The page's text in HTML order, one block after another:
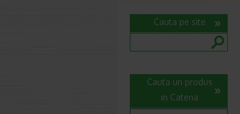
Cauta pe site
Cauta un produs
in Catena